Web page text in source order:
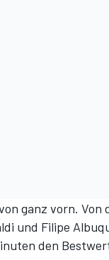
ganz vorn. Von
und Filipe
den